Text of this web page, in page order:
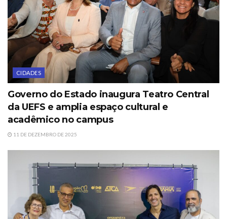
CIDADES
Governo do Estado inaugura Teatro Central
da UEFS e amplia espaço cultural e
acadêmico no campus
11 DE DEZEMBRO DE 2025